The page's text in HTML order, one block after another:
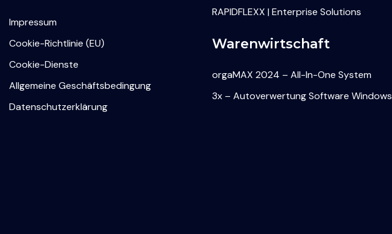
Impressum
Cookie-Richtlinie (EU)
Cookie-Dienste
Allgemeine Geschäftsbedingung
Datenschutzerklärung
RAPIDFLEXX | Enterprise Solutions
Warenwirtschaft
orgaMAX 2024 – All-In-One System
3x – Autoverwertung Software Windows